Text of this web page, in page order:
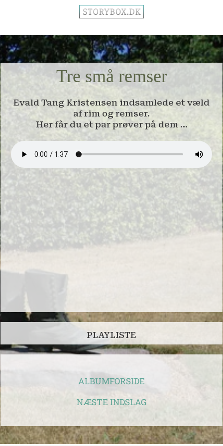
Tre små remser
Evald Tang Kristensen indsamlede et væld
af rim og remser.
Her får du et par prøver på dem ...
PLAYLISTE
ALBUMFORSIDE
NÆSTE INDSLAG